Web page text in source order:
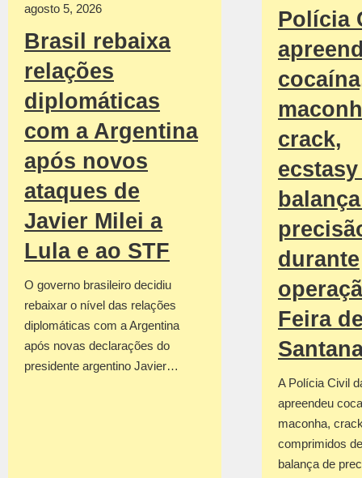
agosto 5, 2026
Brasil rebaixa
relações
diplomáticas
com a Argentina
após novos
ataques de
Javier Milei a
Lula e ao STF
O governo brasileiro decidiu
rebaixar o nível das relações
diplomáticas com a Argentina
após novas declarações do
presidente argentino Javier…
Polícia
crack,
ecstasy
durante
Feira
A Polícia Civil
apreendeu
maconha,
comprimidos
balança de